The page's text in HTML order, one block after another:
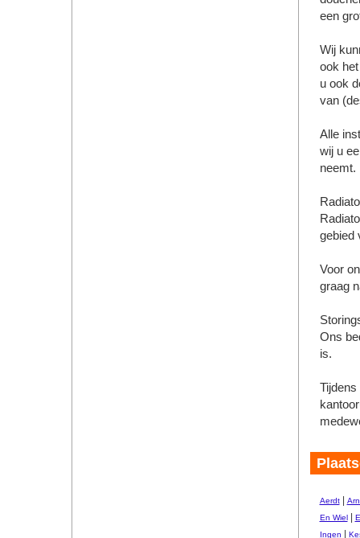
een
Wij
ook
u ook
van
Alle
wij u
neemt.
gebied
Voor
graag
Ons
is.
Aerdt|
En Wiel|
Ingen